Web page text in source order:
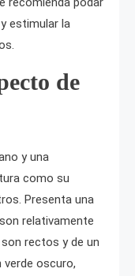
estimular la
de
y una
como su
Presenta una
relativamente
rectos y de un
verde oscuro,